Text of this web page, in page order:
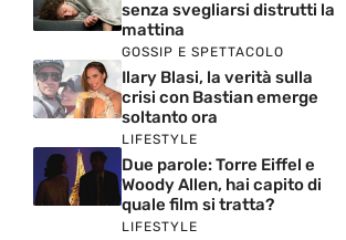
senza svegliarsi distrutti la
mattina
GOSSIP E SPETTACOLO
Ilary Blasi, la verità sulla
crisi con Bastian emerge
soltanto ora
LIFESTYLE
Due parole: Torre Eiffel e
Woody Allen, hai capito di
quale film si tratta?
LIFESTYLE